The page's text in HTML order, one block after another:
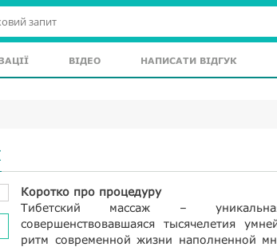
ВІДЕО НАПИСАТИ ВІДГУК
Коротко про процедуру
Тибетский массаж –
совершенствовавшаяся тысячелетия
ритм современной жизни наполненной